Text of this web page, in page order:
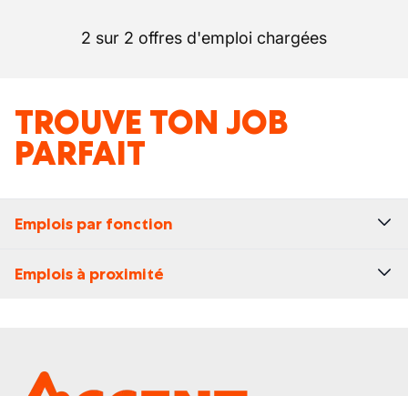
2 sur 2 offres d'emploi chargées
TROUVE TON JOB
PARFAIT
Emplois par fonction
Emplois à proximité